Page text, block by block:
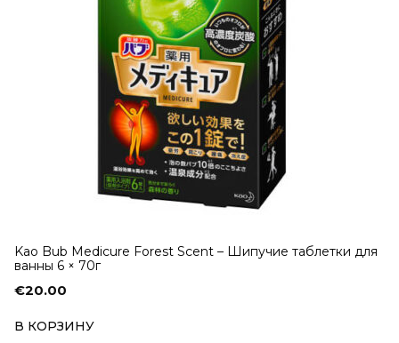
Kao Bub Medicure Forest Scent – Шипучие таблетки для
ванны 6 × 70г
€20.00
В КОРЗИНУ